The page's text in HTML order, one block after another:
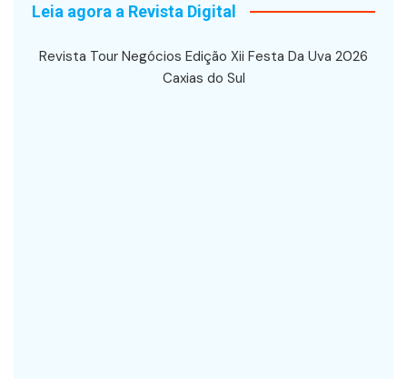
Leia agora a Revista Digital
Revista Tour Negócios Edição Xii Festa Da Uva 2026
Caxias do Sul